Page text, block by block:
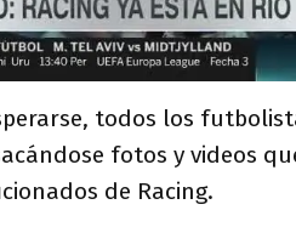
todos los
fotos y videos
de Racing.